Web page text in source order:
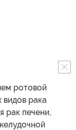
ротовой
видов рака
рак печени,